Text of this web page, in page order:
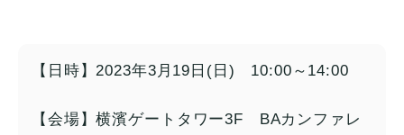
【日時】2023年3月19日(日) 10:00～14:00
【会場】横濱ゲートタワー3F BAカンファレ